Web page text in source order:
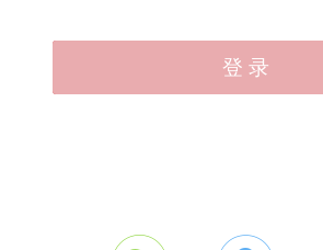
登 录